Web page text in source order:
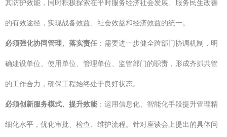
其防护效能，同时积极探索在平时服务经济社会发展、服务民生改善
的有效途径，实现战备效益、社会效益和经济效益的统一。
必须强化协同管理、落实责任 ：需要进一步健全跨部门协调机制，明
确建设单位、使用单位、管理单位、监管部门的职责，形成齐抓共管
的工作合力，确保工程始终处于良好状态。
必须创新服务模式、提升效能 ：运用信息化、智能化手段提升管理精
细化水平，优化审批、检查、维护流程。针对座谈会上提出的具体问